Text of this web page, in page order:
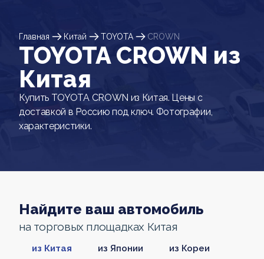
Главная Китай TOYOTA CROWN
TOYOTA CROWN из
Китая
Купить TOYOTA CROWN из Китая. Цены с
доставкой в Россию под ключ. Фотографии,
характеристики.
Найдите ваш автомобиль
на торговых площадках Китая
из Китая из Японии из Кореи